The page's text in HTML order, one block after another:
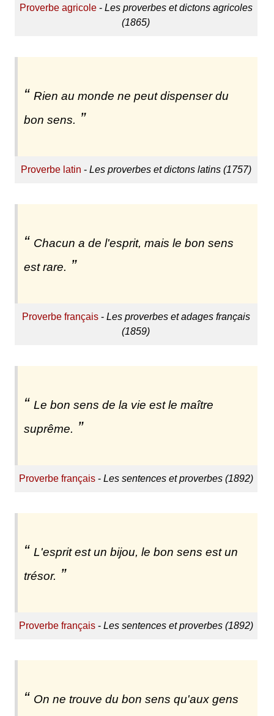
Proverbe agricole- Les proverbes et dictons agricoles
(1865)
Rien au monde ne peut dispenser du
bon sens.
Proverbe latin - Les proverbes et dictons latins (1757)
Chacun a de l'esprit, mais le bon sens
est rare.
Proverbe français- Les proverbes et adages français
(1859)
Le bon sens de la vie est le maître
suprême.
Proverbe français- Les sentences et proverbes (1892)
L'esprit est un bijou, le bon sens est un
trésor.
Proverbe français- Les sentences et proverbes (1892)
On ne trouve du bon sens qu'aux gens